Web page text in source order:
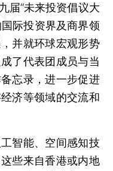
届“未来投资倡议大
际投资界及商界领
并就环球宏观形势
了代表团成员与当
忘录，进一步促进
济等领域的交流和
智能、空间感知技
些来自香港或内地